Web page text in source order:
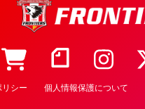
シー 個人情報保護について